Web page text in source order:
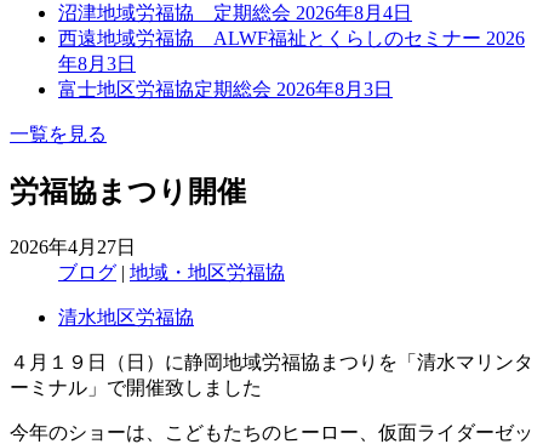
沼津地域労福協 定期総会 2026年8月4日
西遠地域労福協 ALWF福祉とくらしのセミナー 2026
年8月3日
富士地区労福協定期総会 2026年8月3日
一覧を見る
労福協まつり開催
2026年4月27日
ブログ | 地域・地区労福協
清水地区労福協
４月１９日（日）に静岡地域労福協まつりを「清水マリンタ
ーミナル」で開催致しました
今年のショーは、こどもたちのヒーロー、仮面ライダーゼッ